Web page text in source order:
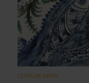
CLIPA DE ARTA